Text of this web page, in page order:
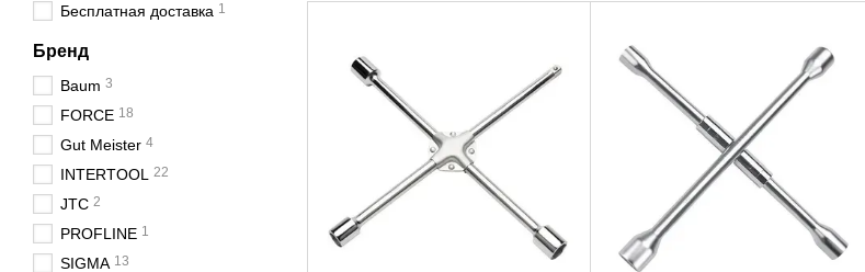
Бесплатная доставка 1
Бренд
Baum 3
FORCE 18
Gut Meister 4
INTERTOOL 22
JTC 2
PROFLINE 1
SIGMA 13